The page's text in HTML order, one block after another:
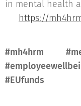
in mental health
https://
#mh4hrm
#EUfunds